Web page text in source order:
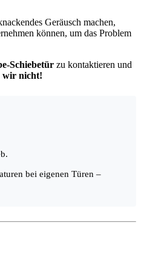
Geräusch machen,
können, um das Problem
Schiebetür zu kontaktieren und
wir nicht!
bei eigenen Türen –